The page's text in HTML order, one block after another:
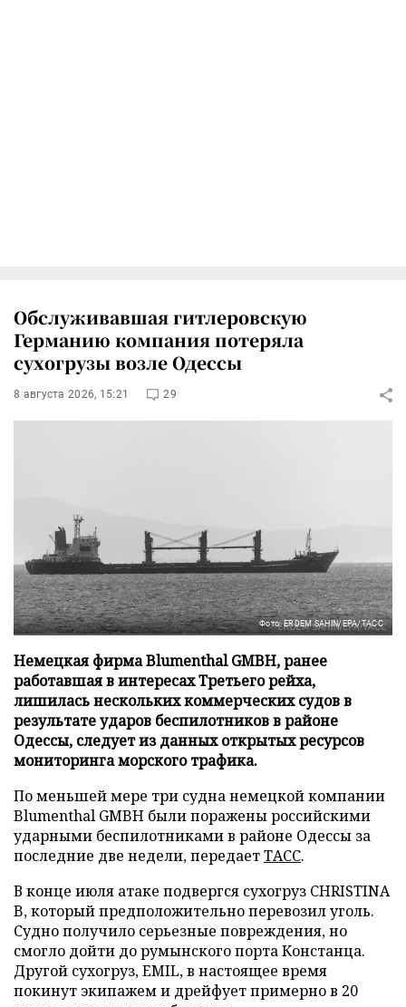
Обслуживавшая гитлеровскую
Германию компания потеряла
сухогрузы возле Одессы
8 августа 2026, 15:21 29
Фото: ERDEM SAHIN/EPA/ТАСС
Немецкая фирма Blumenthal GMBH, ранее
работавшая в интересах Третьего рейха,
лишилась нескольких коммерческих судов в
результате ударов беспилотников в районе
Одессы, следует из данных открытых ресурсов
мониторинга морского трафика.
По меньшей мере три судна немецкой компании
Blumenthal GMBH были поражены российскими
ударными беспилотниками в районе Одессы за
последние две недели, передаетТАСС.
В конце июля атаке подвергся сухогруз CHRISTINA
B, который предположительно перевозил уголь.
Судно получило серьезные повреждения, но
смогло дойти до румынского порта Констанца.
Другой сухогруз, EMIL, в настоящее время
покинут экипажем и дрейфует примерно в 20